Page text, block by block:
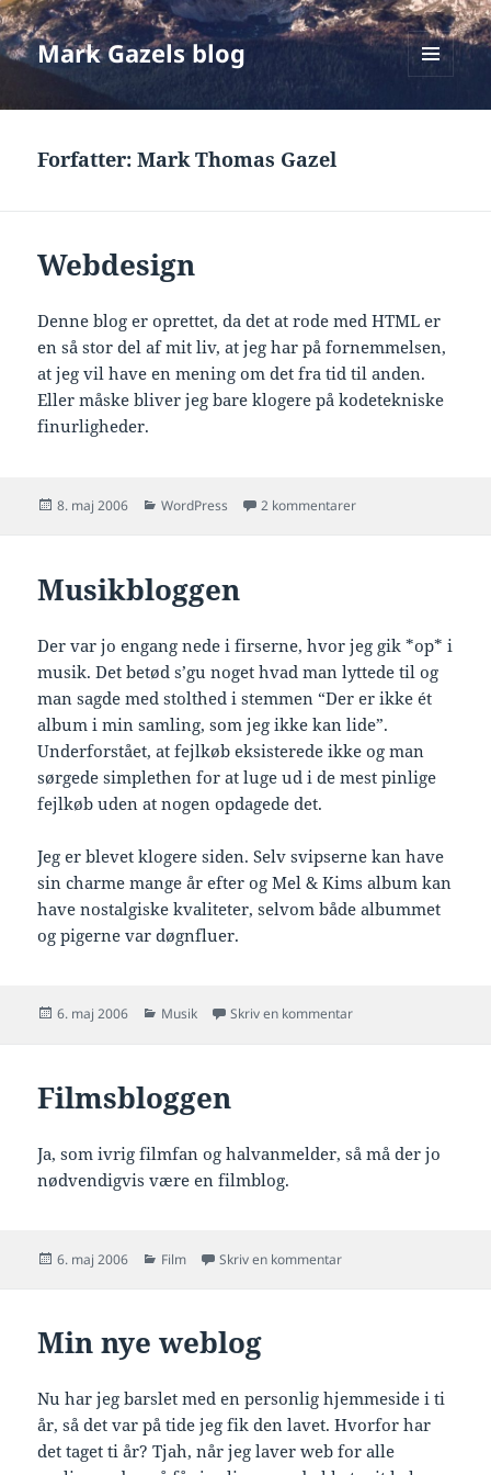
Mark Gazels blog
Forfatter:Mark Thomas Gazel
Webdesign
Denne blog er oprettet, da det at rode med HTML er
en så stor del af mit liv, at jeg har på fornemmelsen,
at jeg vil have en mening om det fra tid til anden.
Eller måske bliver jeg bare klogere på kodetekniske
finurligheder.
Udgivet
8. maj 2006 Kategorier
WordPress 2 kommentarertil Webdesign
Musikbloggen
Der var jo engang nede i firserne, hvor jeg gik *op* i
musik. Det betød s’gu noget hvad man lyttede til og
man sagde med stolthed i stemmen “Der er ikke ét
album i min samling, som jeg ikke kan lide”.
Underforstået, at fejlkøb eksisterede ikke og man
sørgede simplethen for at luge ud i de mest pinlige
fejlkøb uden at nogen opdagede det.
Jeg er blevet klogere siden. Selv svipserne kan have
sin charme mange år efter og Mel & Kims album kan
have nostalgiske kvaliteter, selvom både albummet
og pigerne var døgnfluer.
Udgivet
6. maj 2006 Kategorier
Musik Skriv en kommentartil Musikbloggen
Filmsbloggen
Ja, som ivrig filmfan og halvanmelder, så må der jo
nødvendigvis være en filmblog.
Udgivet
6. maj 2006 Kategorier
Film Skriv en kommentartil Filmsbloggen
Min nye weblog
Nu har jeg barslet med en personlig hjemmeside i ti
år, så det var på tide jeg fik den lavet. Hvorfor har
det taget ti år? Tjah, når jeg laver web for alle